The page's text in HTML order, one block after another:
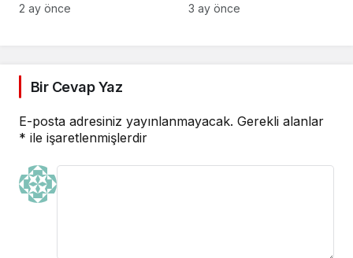
2 ay önce 3 ay önce
Bir Cevap Yaz
E-posta adresiniz yayınlanmayacak. Gerekli alanlar
* ile işaretlenmişlerdir